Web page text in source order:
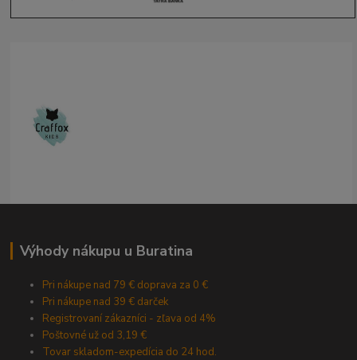
Výhody nákupu u Buratina
Pri nákupe nad 79 € doprava za 0 €
Pri nákupe nad 39 € darček
Registrovaní zákazníci - zľava od 4%
Poštovné už od 3,19 €
Tovar skladom-expedícia do 24 hod.